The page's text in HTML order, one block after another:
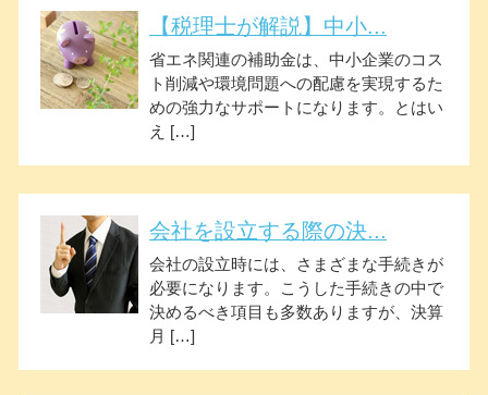
【税理士が解説】中小...
省エネ関連の補助金は、中小企業のコス
ト削減や環境問題への配慮を実現するた
めの強力なサポートになります。とはい
え […]
会社を設立する際の決...
会社の設立時には、さまざまな手続きが
必要になります。こうした手続きの中で
決めるべき項目も多数ありますが、決算
月 […]